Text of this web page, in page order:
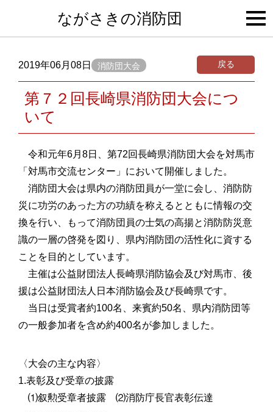
ながさきの消防団
2019年06月08日 消防団大会 戻る
第７２回長崎県消防団大会につ
いて
令和元年6月8日、第72回長崎県消防団大会を対馬市
「対馬市交流センター」において開催しました。
消防団大会は県内の消防団員が一堂に会し、消防防
災に功労のあった方の功績を称えるとともに情報の交
換を行い、もって消防団員の士気の高揚と消防防災意
識の一層の啓発を図り、県内消防団の活性化に資する
ことを目的としています。
主催は公益財団法人長崎県消防協会及び対馬市、後
援は公益財団法人日本消防協会及び長崎県です。
当日は受賞者約100名、来賓約50名、県内消防団等
の一般参加者を含め約400名が参加しました。
〈大会の主な内容〉
1.表彰及び受章の披露
⑴叙勲受章者披露
⑵消防庁長官表彰伝達